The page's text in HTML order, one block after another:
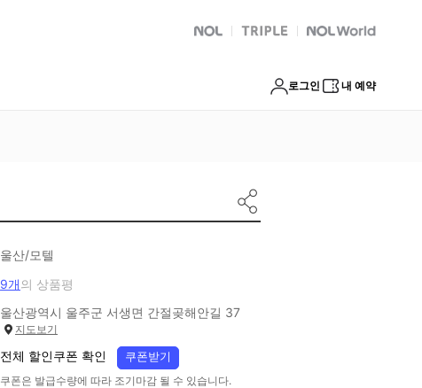
NOL 트리플 Global Interpark
로그인 내 예약
울산/모텔
9개의 상품평
울산광역시 울주군 서생면 간절곶해안길 37
지도보기
전체 할인쿠폰 확인 쿠폰받기
쿠폰은 발급수량에 따라 조기마감 될 수 있습니다.